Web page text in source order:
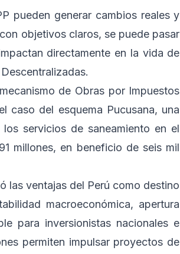
pueden generar cambios reales y
objetivos claros, se puede pasar
directamente en la vida de
de Obras por Impuestos
caso del esquema Pucusana, una
servicios de saneamiento en el
millones, en beneficio de seis mil
las ventajas del Perú como destino
macroeconómica, apertura
para inversionistas nacionales e
permiten impulsar proyectos de